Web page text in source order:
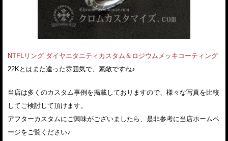
NTFLリング ダイヤエタニティカスタム＆ロジウムメッキコーティング
22Kとはまた違った雰囲気で、素敵ですね♪
当店は多くのカスタム事例を掲載しておりますので、様々な写真を比較
してご検討して頂けます。
アフターカスタムにご興味がございましたら、是非参考に当店ホームペ
ージをご覧ください♪